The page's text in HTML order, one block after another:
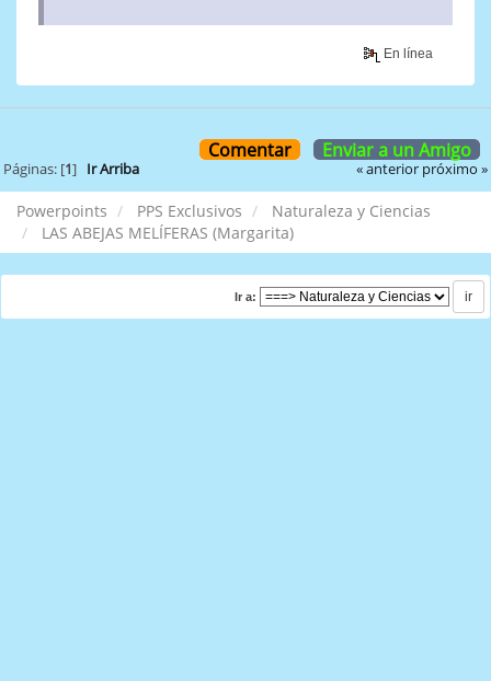
En línea
Comentar Enviar a un Amigo
Páginas: [1] Ir Arriba « anterior próximo »
Powerpoints PPS Exclusivos
Naturaleza y Ciencias
LAS ABEJAS MELÍFERAS (Margarita)
Ir a: